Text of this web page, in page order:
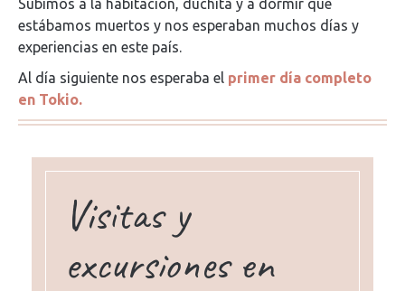
Subimos a la habitación, duchita y a dormir que
estábamos muertos y nos esperaban muchos días y
experiencias en este país.
Al día siguiente nos esperaba el primer día completo
en Tokio.
Visitas y
excursiones en